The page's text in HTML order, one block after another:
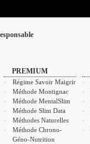
PREMIUM
Régime Savoir Maigrir
Méthode Montignac
Méthode MentalSlim
Méthode Slim Data
Méthodes Naturelles
Méthode Chrono-
Géno-Nutrition